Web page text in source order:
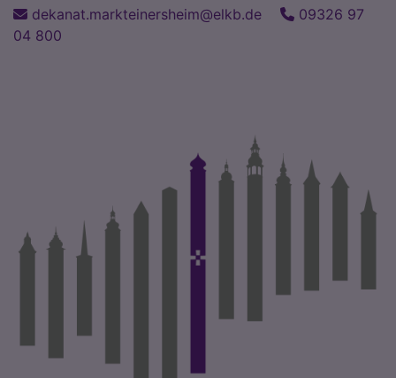
Direkt
zum
dekanat.markteinersheim@elkb.de
09326 97
04 800